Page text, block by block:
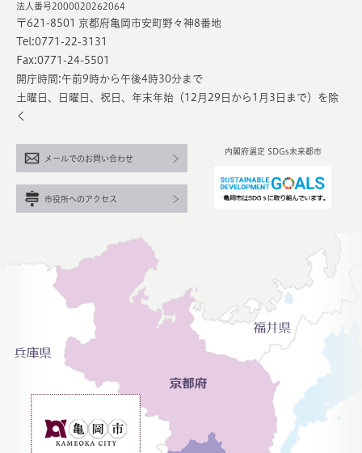
法人番号2000020262064
〒621-8501 京都府亀岡市安町野々神8番地
Tel:0771-22-3131
Fax:0771-24-5501
開庁時間:午前9時から午後4時30分まで
土曜日、日曜日、祝日、年末年始（12月29日から1月3日まで）を除
く
内閣府選定 SDGs未来都市
メールでのお問い合わせ
市役所へのアクセス